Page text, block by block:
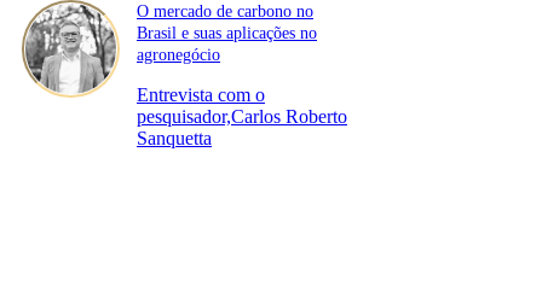
O mercado de carbono no
Brasil e suas aplicações no
agronegócio
Entrevista com o
pesquisador,Carlos Roberto
Sanquetta